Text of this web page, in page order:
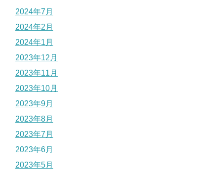
2024年7月
2024年2月
2024年1月
2023年12月
2023年11月
2023年10月
2023年9月
2023年8月
2023年7月
2023年6月
2023年5月